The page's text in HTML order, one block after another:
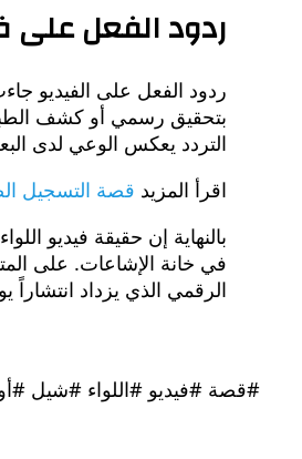
ردود الفعل على
ردود الفعل على الفيديو
بتحقيق رسمي أو كشف
التردد يعكس الوعي لدى
اقرأ المزيد قصة التسجيل
بالنهاية إن حقيقة فيديو
في خانة الإشاعات. على
الرقمي الذي يزداد انتشاراً
#قصة #فيديو #اللواء #شيل